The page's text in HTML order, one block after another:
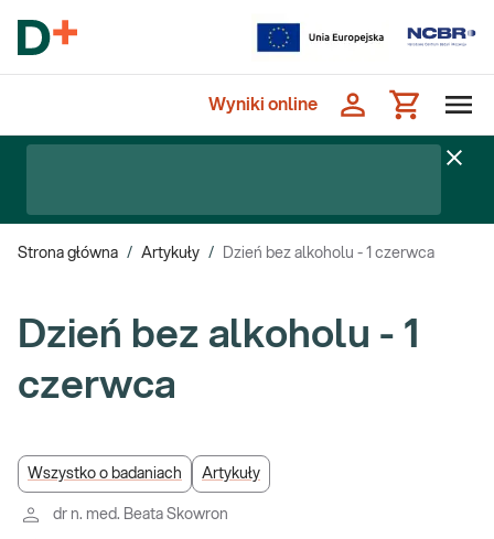
Wyniki online
Strona główna / Artykuły / Dzień bez alkoholu - 1 czerwca
Dzień bez alkoholu - 1
czerwca
Wszystko o badaniach Artykuły
dr n. med. Beata Skowron